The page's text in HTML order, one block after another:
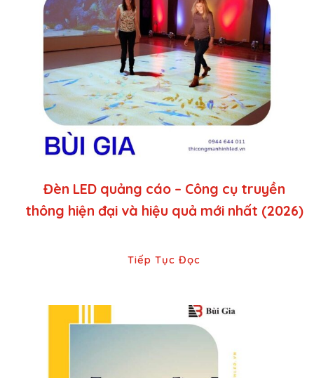
Đèn LED quảng cáo – Công cụ truyền
thông hiện đại và hiệu quả mới nhất (2026)
Tiếp Tục Đọc